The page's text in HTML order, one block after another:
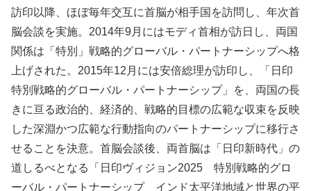
訪印以降、ほぼ毎年交互に首脳が相手国を訪問し、年次首
脳会談を実施。2014年9月にはモディ首相が訪日し、両国
関係は「特別」戦略的グローバル・パートナーシップへ格
上げされた。2015年12月には安倍総理が訪印し、「日印
特別戦略的グローバル・パートナーシップ」を、両国の長
きに亘る政治的、経済的、戦略的目標の広範な収束を反映
した深淵かつ広範な行動指向のパートナーシップに移行さ
せることを決意。首脳会談後、両首脳は「日印新時代」の
道しるべとなる「日印ヴィジョン2025 特別戦略的グロ
ーバル・パートナーシップ インド太平洋地域と世界の平